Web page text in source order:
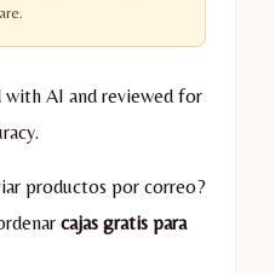
AI and reviewed for
productos por correo?
cajas gratis para